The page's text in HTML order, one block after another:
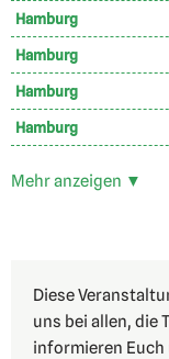
Diese
uns bei allen, die
informieren
Hamburg
Hamburg
Hamburg
Hamburg
Mehr anzeigen ▼